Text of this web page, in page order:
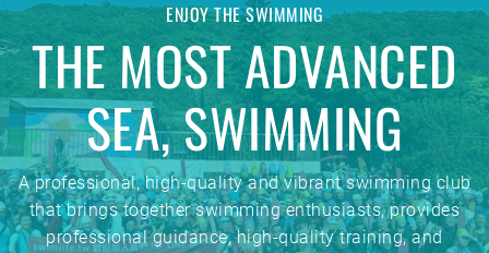
ENJOY THE SWIMMING
THE MOST ADVANCED
SEA, SWIMMING
A professional, high-quality and vibrant swimming club
that brings together swimming enthusiasts, provides
professional guidance, high-quality training, and